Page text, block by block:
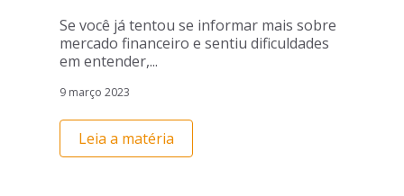
Se você já tentou se informar mais sobre
mercado financeiro e sentiu dificuldades
em entender,...
9 março 2023
Leia a matéria